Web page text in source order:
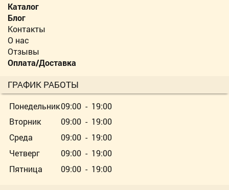
Каталог
Блог
Контакты
О нас
Отзывы
Оплата/Доставка
ГРАФИК РАБОТЫ
Понедельник09:00 - 19:00
Вторник
09:00 - 19:00
Среда
09:00 - 19:00
Четверг
09:00 - 19:00
Пятница
09:00 - 19:00